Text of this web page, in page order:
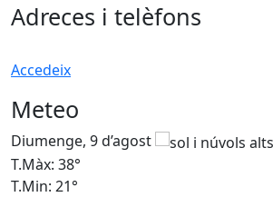
Adreces i telèfons
Accedeix
Meteo
Diumenge, 9 d’agost
T.Màx: 38°
T.Min: 21°